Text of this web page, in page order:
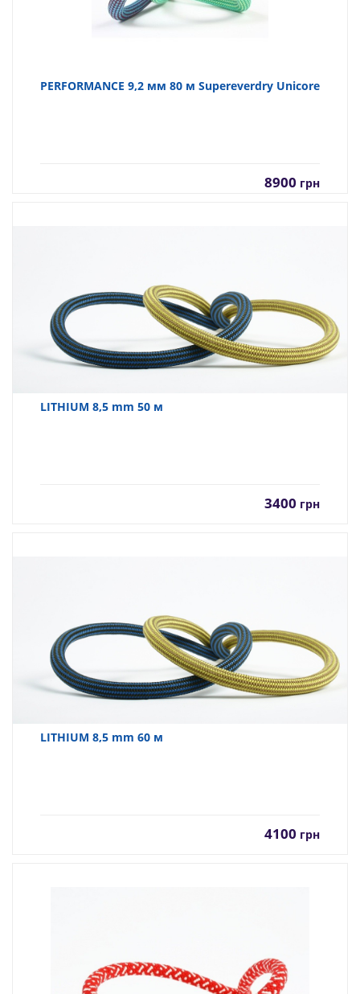
PERFORMANCE 9,2 мм 80 м Supereverdry Unicore
8900 грн
LITHIUM 8,5 mm 50 м
3400 грн
LITHIUM 8,5 mm 60 м
4100 грн